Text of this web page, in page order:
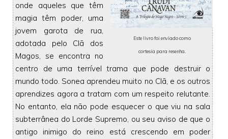
Este livro foi enviado como
cortesia para resenha
onde aqueles que têm
magia têm poder, uma
jovem garota de rua,
adotada pelo Clã dos
Magos, se encontra no
centro de uma terrível trama que pode destruir o
mundo todo. Sonea aprendeu muito no Clã, e os outros
aprendizes agora a tratam com um respeito relutante.
No entanto, ela não pode esquecer o que viu na sala
subterrânea do Lorde Supremo, ou seu aviso de que o
antigo inimigo do reino está crescendo em poder